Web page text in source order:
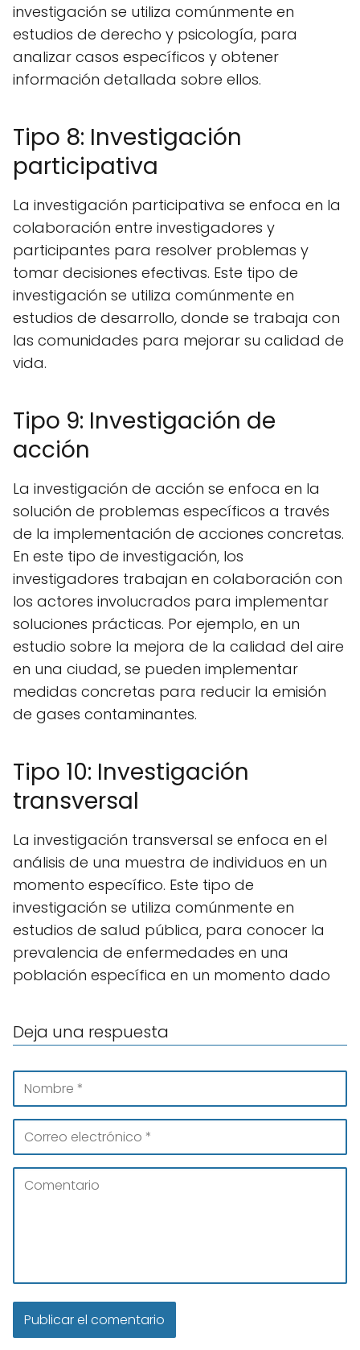
investigación se utiliza comúnmente en
estudios de derecho y psicología, para
analizar casos específicos y obtener
información detallada sobre ellos.
Tipo 8: Investigación
participativa
La investigación participativa se enfoca en la
colaboración entre investigadores y
participantes para resolver problemas y
tomar decisiones efectivas. Este tipo de
investigación se utiliza comúnmente en
estudios de desarrollo, donde se trabaja con
las comunidades para mejorar su calidad de
vida.
Tipo 9: Investigación de
acción
La investigación de acción se enfoca en la
solución de problemas específicos a través
de la implementación de acciones concretas.
En este tipo de investigación, los
investigadores trabajan en colaboración con
los actores involucrados para implementar
soluciones prácticas. Por ejemplo, en un
estudio sobre la mejora de la calidad del aire
en una ciudad, se pueden implementar
medidas concretas para reducir la emisión
de gases contaminantes.
Tipo 10: Investigación
transversal
La investigación transversal se enfoca en el
análisis de una muestra de individuos en un
momento específico. Este tipo de
investigación se utiliza comúnmente en
estudios de salud pública, para conocer la
prevalencia de enfermedades en una
población específica en un momento dado
Deja una respuesta